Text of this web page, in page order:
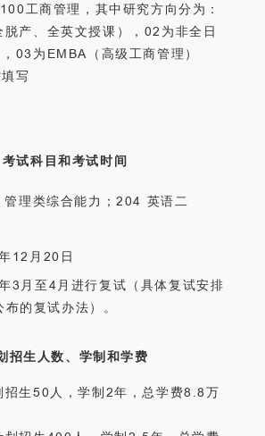
工商管理，其中研究方向分为：
产、全英文授课），02为非全日
03为EMBA（高级工商管理）
写
考试科目和考试时间
理类综合能力；204 英语二
12月20日
3月至4月进行复试（具体复试安排
的复试办法）。
招生人数、学制和学费
招生50人，学制2年，总学费8.8万